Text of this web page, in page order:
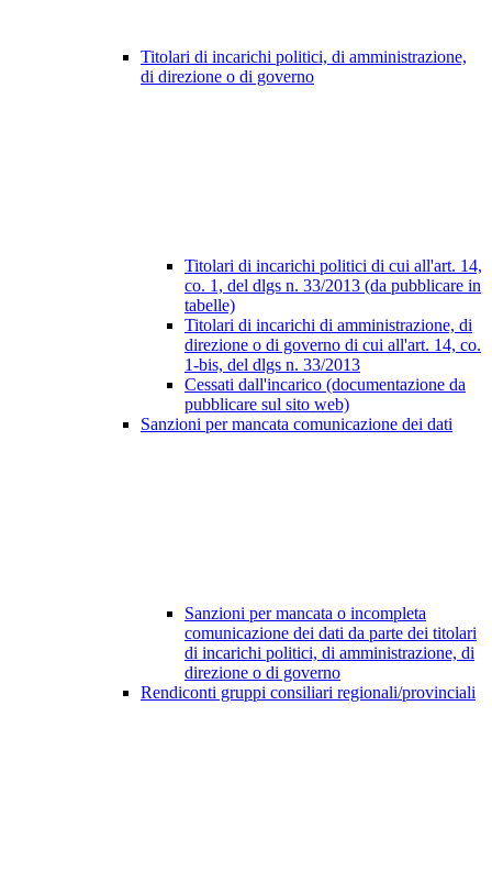
Titolari di incarichi politici, di amministrazione,
di direzione o di governo
Titolari di incarichi politici di cui all'art. 14,
co. 1, del dlgs n. 33/2013 (da pubblicare in
tabelle)
Titolari di incarichi di amministrazione, di
direzione o di governo di cui all'art. 14, co.
1-bis, del dlgs n. 33/2013
Cessati dall'incarico (documentazione da
pubblicare sul sito web)
Sanzioni per mancata comunicazione dei dati
Sanzioni per mancata o incompleta
comunicazione dei dati da parte dei titolari
di incarichi politici, di amministrazione, di
direzione o di governo
Rendiconti gruppi consiliari regionali/provinciali